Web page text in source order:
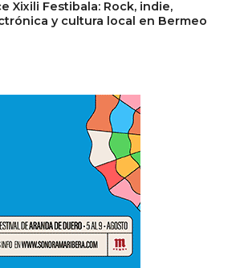
Xixili Festibala: Rock, indie,
y cultura local en Bermeo